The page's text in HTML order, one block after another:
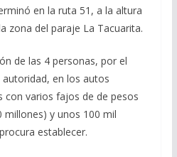
en la ruta 51, a la altura
zona del paraje La Tacuarita.
de las 4 personas, por el
en los autos
con varios fajos de de pesos
millones) y unos 100 mil
establecer.